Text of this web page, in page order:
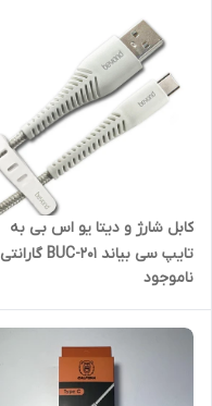
کابل شارژ و دیتا یو اس بی به
تایپ سی بیاند BUC-201 گارانتی
18 ماهه شرکتی 1 متری
ناموجود